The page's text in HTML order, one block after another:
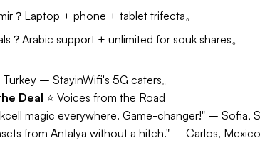
？Laptop + phone + tablet trifecta。
？Arabic support + unlimited for souk shares。
– StayinWifi's 5G caters。
Deal ⭐ Voices from the Road
magic everywhere. Game-changer!" – Sofia,
from Antalya without a hitch." – Carlos, Mexico